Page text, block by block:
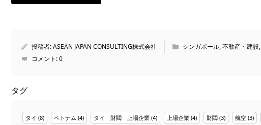
投稿者:ASEAN JAPAN CONSULTING株式会社 シンガポール,不動産・建設,
コメント:0
タグ
タイ (8) ベトナム (4) タイ 財閥 上場企業 (4) 上場企業 (4) 財閥 (3) 航空 (3)